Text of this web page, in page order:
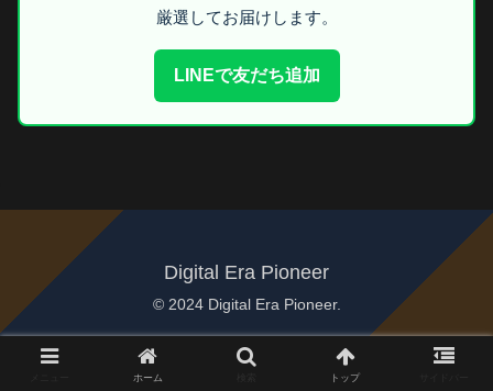
厳選してお届けします。
LINEで友だち追加
Digital Era Pioneer
© 2024 Digital Era Pioneer.
ホーム トップ